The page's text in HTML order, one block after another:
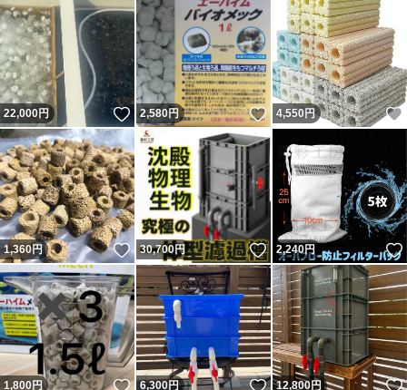
22,000円 いいね！
2,580円 いいね！
4,550円
1,360円 いいね！
30,700円 いいね！
2,240円
1,800円 いいね！
6,300円 いいね！
12,800円